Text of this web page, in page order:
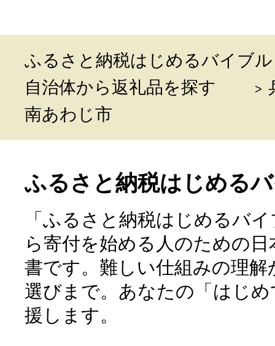
ふるさと納税はじめるバイブル
自治体から返礼品を探す
南あわじ市
ふるさと納税はじめる
「ふるさと納税はじめるバ
ら寄付を始める人のための
書です。難しい仕組みの理
選びまで。あなたの「はじ
援します。